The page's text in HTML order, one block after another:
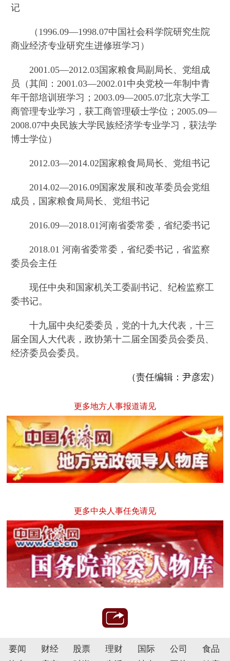
记
（1996.09—1998.07中国社会科学院研究生院
商业经济专业研究生进修班学习）
2001.05—2012.03国家粮食局副局长、党组成
员（其间：2001.03—2002.01中央党校一年制中青
年干部培训班学习；2003.09—2005.07北京大学工
商管理专业学习，获工商管理硕士学位；2005.09—
2008.07中央民族大学民族经济学专业学习，获法学
博士学位）
2012.03—2014.02国家粮食局局长、党组书记
2014.02—2016.09国家发展和改革委员会党组
成员，国家粮食局局长、党组书记
2016.09—2018.01河南省委常委，省纪委书记
2018.01 河南省委常委，省纪委书记，省监察
委员会主任
现任中央和国家机关工委副书记、纪检监察工
委书记。
十九届中央纪委委员，党的十九大代表，十三
届全国人大代表，政协第十二届全国委员会委员、
经济委员会委员。
（责任编辑：尹彦宏）
更多地方人事报道请见
更多中央人事任免请见
要闻 财经 股票 理财 国际 公司
食品